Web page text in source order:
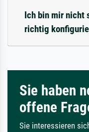
Ich bin mir nicht
richtig
Sie haben
offene
Sie interessieren